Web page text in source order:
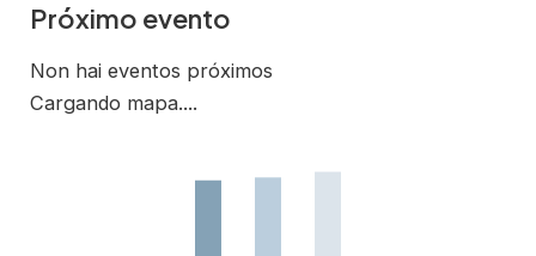
Próximo evento
Non hai eventos próximos
Cargando mapa....